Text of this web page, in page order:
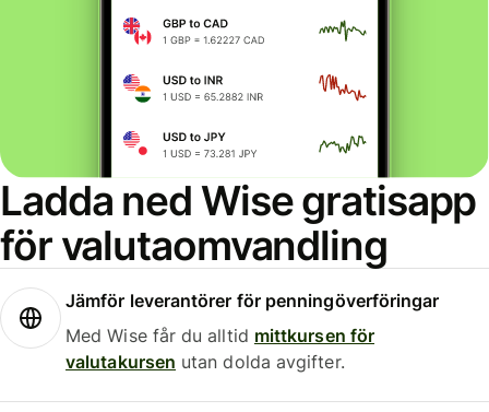
Ladda ned Wise gratisapp
för valutaomvandling
Jämför leverantörer för penningöverföringar
Med Wise får du alltid mittkursen för
valutakursen utan dolda avgifter.